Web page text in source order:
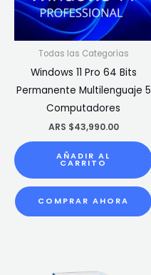
Todas las Categorías
Windows 11 Pro 64 Bits
Permanente Multilenguaje 5
Computadores
ARS $43,990.00
AÑADIR AL
CARRITO
COMPRAR AHORA